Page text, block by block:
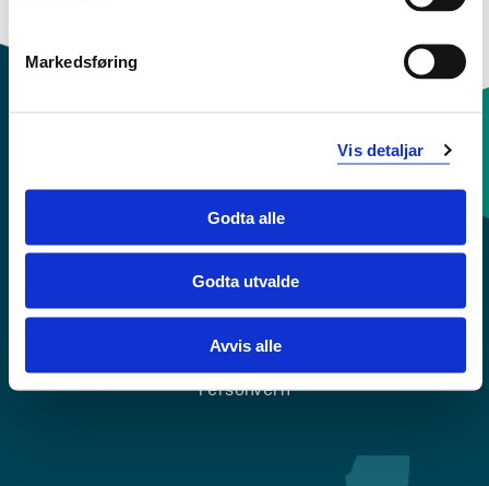
Markedsføring
Vis detaljar
Godta alle
Godta utvalde
Avvis alle
Kontaktinfo og opningstider
Sentralbord: 55 58 58 00
Personvern